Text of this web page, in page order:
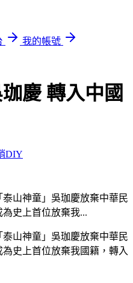
我的帳號
慶 轉入中國
DIY
山神童」吳珈慶放棄中華民
史上首位放棄我...
山神童」吳珈慶放棄中華民
史上首位放棄我國籍，轉入